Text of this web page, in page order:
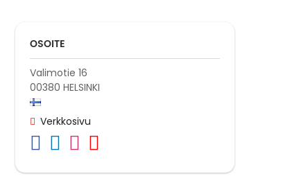
OSOITE
Valimotie 16
00380 HELSINKI
Verkkosivu